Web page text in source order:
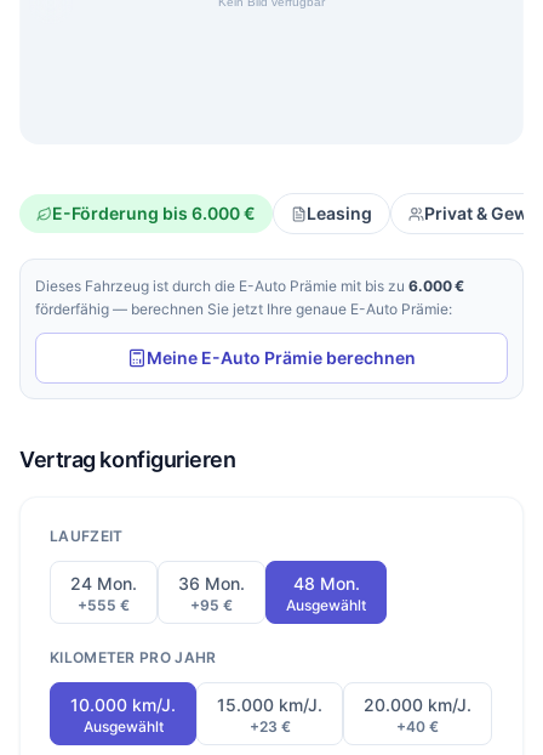
E-Förderung bis 6.000 € Leasing Privat &
Dieses Fahrzeug ist durch die E-Auto Prämie mit bis zu 6.000 €
förderfähig — berechnen Sie jetzt Ihre genaue E-Auto Prämie:
Meine E-Auto Prämie berechnen
Vertrag konfigurieren
LAUFZEIT
24 Mon.
+555 €
36 Mon.
+95 €
48 Mon.
Ausgewählt
KILOMETER PRO JAHR
10.000 km/J.
Ausgewählt
15.000 km/J.
+23 €
20.000 km/J.
+40 €